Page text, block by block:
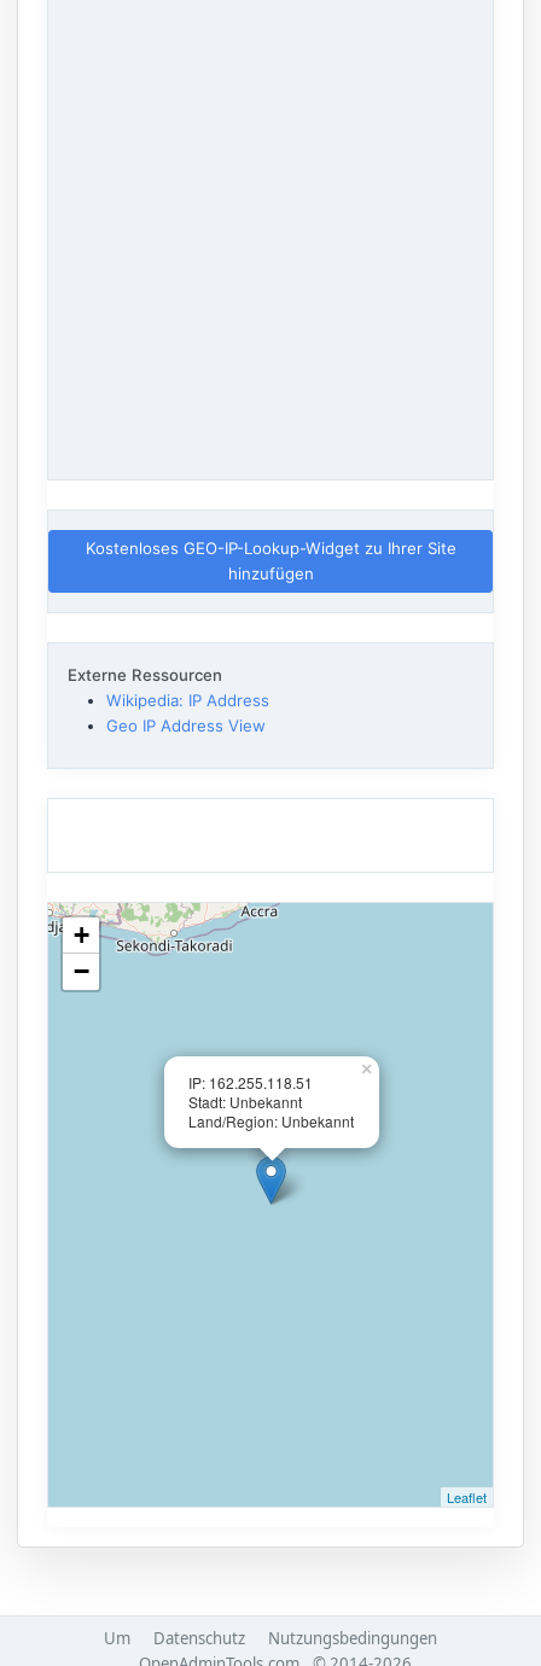
Kostenloses GEO-IP-Lookup-Widget zu Ihrer Site
hinzufügen
Externe Ressourcen
Wikipedia: IP Address
Geo IP Address View
IP: 162.255.118.51
Stadt: Unbekannt
Land/Region: Unbekannt
×
+
−
Leaflet
Um Datenschutz
Nutzungsbedingungen